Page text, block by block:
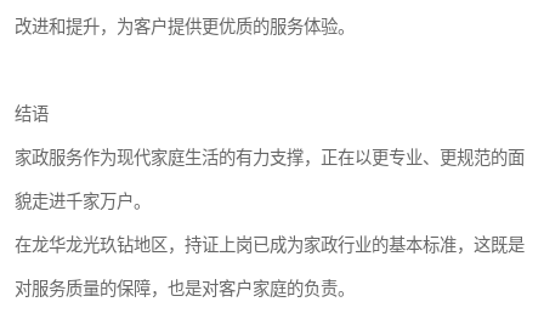
改进和提升，为客户提供更优质的服务体验。
结语
家政服务作为现代家庭生活的有力支撑，正在以更专业、更规范的面
貌走进千家万户。
在龙华龙光玖钻地区，持证上岗已成为家政行业的基本标准，这既是
对服务质量的保障，也是对客户家庭的负责。